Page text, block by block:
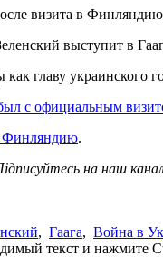
визита в
выступит в
главу украинского
с официальным
Финляндию.
на наш
, Гаага, Война в
текст и нажмите